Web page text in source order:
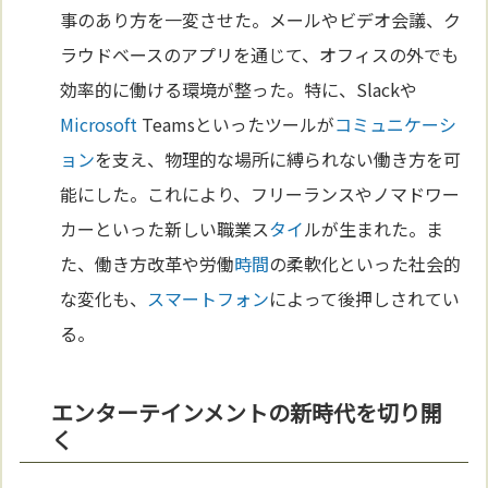
事のあり方を一変させた。メールやビデオ会議、ク
ラウドベースのアプリを通じて、オフィスの外でも
効率的に働ける環境が整った。特に、Slackや
Microsoft Teamsといったツールがコミュニケーシ
ョンを支え、物理的な場所に縛られない働き方を可
能にした。これにより、フリーランスやノマドワー
カーといった新しい職業スタイルが生まれた。ま
た、働き方改革や労働時間の柔軟化といった社会的
な変化も、 スマートフォンによって後押しされてい
る。
エンターテインメントの新時代を切り開
く